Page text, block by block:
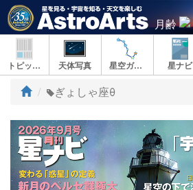
月齢
トピックス 天体写真 星空ガイド 星ナビ
ト
プ
ぎょしゃ座θ